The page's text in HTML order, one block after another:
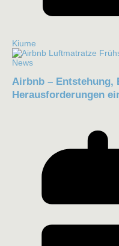
Kiume
News
Airbnb – Entstehung,
Herausforderungen